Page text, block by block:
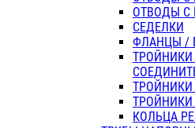
ОТВОДЫ С
СЕДЕЛКИ
ФЛАНЦЫ /
ТРОЙНИКИ
КОЛЬЦА